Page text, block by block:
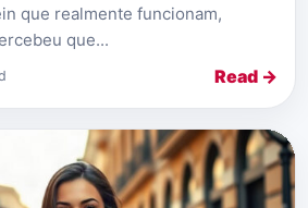
que realmente funcionam,
que...
Read →